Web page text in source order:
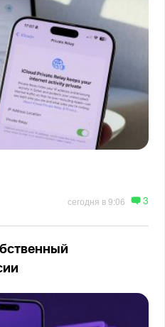
сегодня в 9:06 3